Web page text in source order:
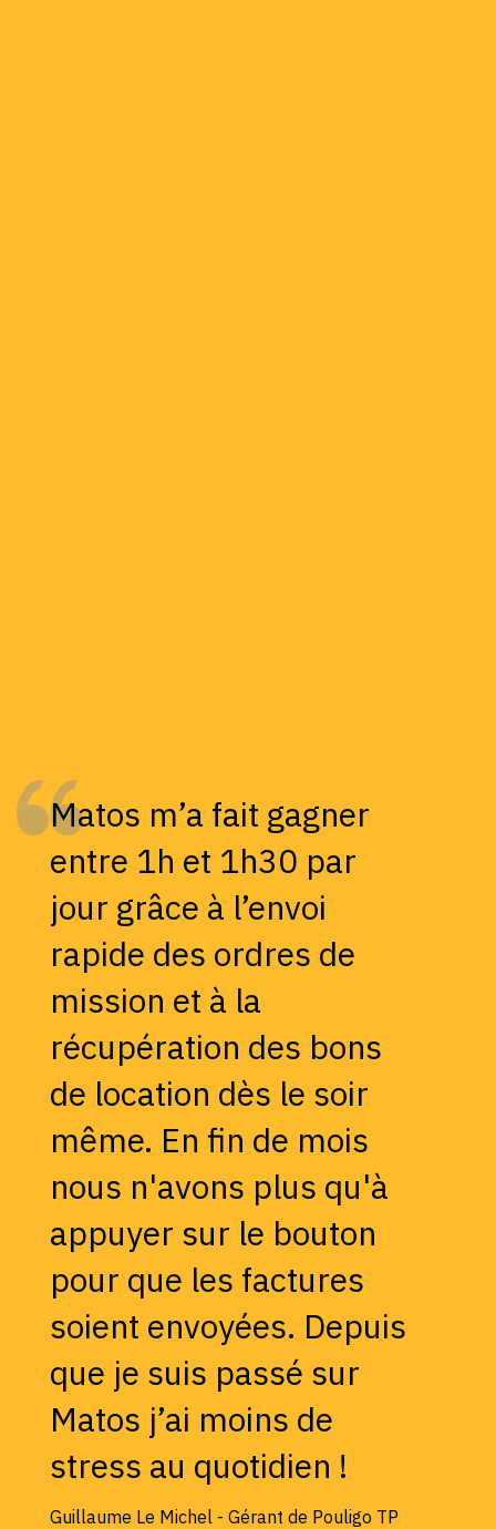
Matos m’a fait gagner
entre 1h et 1h30 par
jour grâce à l’envoi
rapide des ordres de
mission et à la
récupération des bons
de location dès le soir
même. En fin de mois
nous n'avons plus qu'à
appuyer sur le bouton
pour que les factures
soient envoyées. Depuis
que je suis passé sur
Matos j’ai moins de
stress au quotidien !
Guillaume Le Michel - Gérant de Pouligo TP